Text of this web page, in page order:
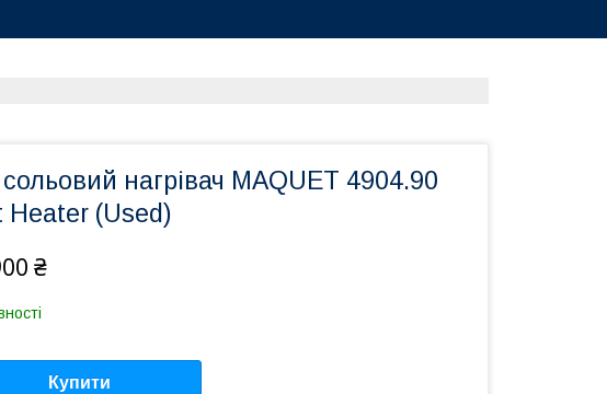
нагрівач MAQUET 4904.90
Heater (Used)
₴
Купити